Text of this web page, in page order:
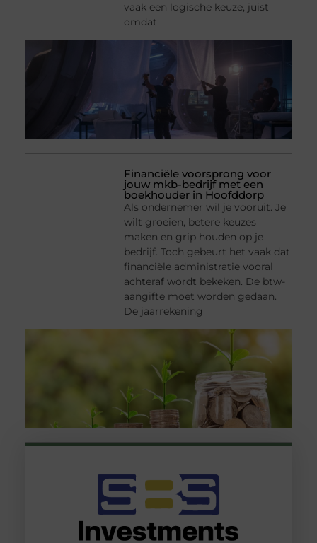
vaak een logische keuze, juist
omdat
Financiële voorsprong voor
jouw mkb-bedrijf met een
boekhouder in Hoofddorp
Als ondernemer wil je vooruit. Je
wilt groeien, betere keuzes
maken en grip houden op je
bedrijf. Toch gebeurt het vaak dat
financiële administratie vooral
achteraf wordt bekeken. De btw-
aangifte moet worden gedaan.
De jaarrekening